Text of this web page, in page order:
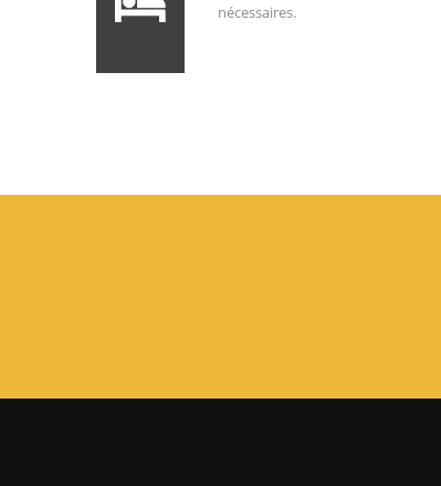
nécessaires.